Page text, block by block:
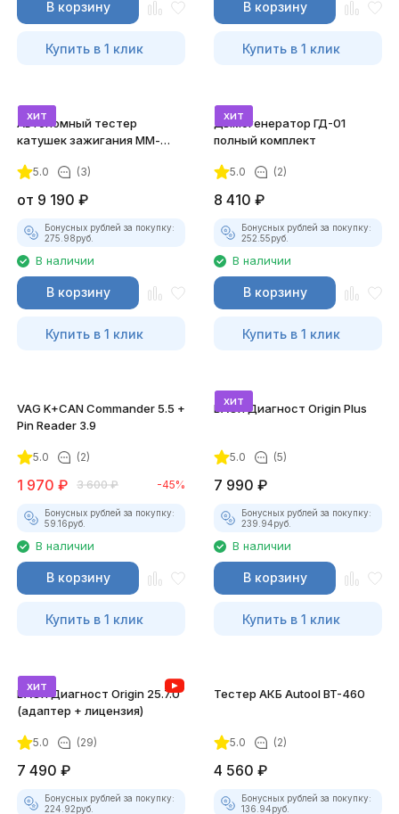
В корзину
Купить в 1 клик
В корзину
Купить в 1 клик
хит
Автономный тестер
катушек зажигания ММ-
комплект)
5.0 (3)
от 9 190 ₽
Бонусных рублей за покупку:
275.98руб.
В наличии
В корзину
Купить в 1 клик
хит
Дымогенератор ГД-01
полный комплект
5.0 (2)
8 410 ₽
Бонусных рублей за покупку:
252.55руб.
В наличии
В корзину
Купить в 1 клик
VAG K+CAN Commander 5.5 +
Pin Reader 3.9
5.0 (2)
1 970 ₽ 3 600 ₽ -45%
Бонусных рублей за покупку:
59.16руб.
В наличии
В корзину
Купить в 1 клик
хит
ВАСЯ Диагност Origin Plus
5.0 (5)
7 990 ₽
Бонусных рублей за покупку:
239.94руб.
В наличии
В корзину
Купить в 1 клик
хит
ВАСЯ Диагност Origin 25.7.0
(адаптер + лицензия)
5.0 (29)
7 490 ₽
Бонусных рублей за покупку:
224.92руб.
Тестер АКБ Autool BT-460
5.0 (2)
4 560 ₽
Бонусных рублей за покупку:
136.94руб.